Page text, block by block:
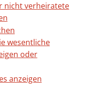
nicht verheiratete
wesentliche
oder
anzeigen